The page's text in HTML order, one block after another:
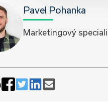
Pavel Pohanka
Marketingový